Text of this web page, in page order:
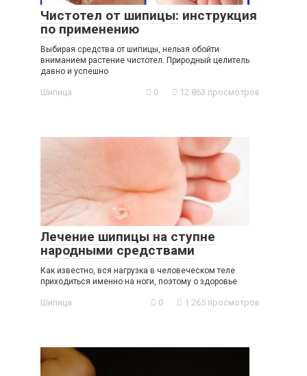
Чистотел от шипицы: инструкция
по применению
Выбирая средства от шипицы, нельзя обойти
вниманием растение чистотел. Природный целитель
давно и успешно
Шипица 0 12 863 просмотров
Лечение шипицы на ступне
народными средствами
Как известно, вся нагрузка в человеческом теле
приходиться именно на ноги, поэтому о здоровье
Шипица 0 1 265 просмотров